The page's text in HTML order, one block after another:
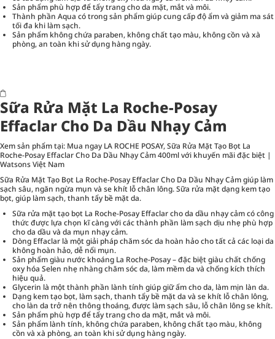
Sản phẩm phù hợp để tẩy trang cho da mặt, mắt và môi.
Thành phần Aqua có trong sản phẩm giúp cung cấp độ ẩm và giảm ma sát
tối đa khi làm sạch.
Sản phẩm không chứa paraben, không chất tạo màu, không cồn và xà
phòng, an toàn khi sử dụng hàng ngày.
Sữa Rửa Mặt La Roche-Posay
Effaclar Cho Da Dầu Nhạy Cảm
Xem sản phẩm tại: Mua ngay LA ROCHE POSAY, Sữa Rửa Mặt Tạo Bọt La
Roche-Posay Effaclar Cho Da Dầu Nhạy Cảm 400ml với khuyến mãi đặc biệt |
Watsons Việt Nam
Sữa Rửa Mặt Tạo Bọt La Roche-Posay Effaclar Cho Da Dầu Nhạy Cảm giúp làm
sạch sâu, ngăn ngừa mụn và se khít lỗ chân lông. Sữa rửa mặt dạng kem tạo
bọt, giúp làm sạch, thanh tẩy bề mặt da.
Sữa rửa mặt tạo bọt La Roche-Posay Effaclar cho da dầu nhạy cảm có công
thức được lựa chọn kĩ càng với các thành phần làm sạch dịu nhẹ phù hợp
cho da dầu và da mụn nhạy cảm.
Dòng Effaclar là một giải pháp chăm sóc da hoàn hảo cho tất cả các loại da
không hoàn hảo, dễ nổi mụn.
Sản phẩm giàu nước khoáng La Roche-Posay – đặc biệt giàu chất chống
oxy hóa Selen nhẹ nhàng chăm sóc da, làm mềm da và chống kích thích
hiệu quả.
Glycerin là một thành phần lành tính giúp giữ ẩm cho da, làm mịn làn da.
Dạng kem tạo bọt, làm sạch, thanh tẩy bề mặt da và se khít lỗ chân lông,
cho làn da trở nên thông thoáng, được làm sạch sâu, lỗ chân lông se khít.
Sản phẩm phù hợp để tẩy trang cho da mặt, mắt và môi.
Sản phẩm lành tính, không chứa paraben, không chất tạo màu, không
cồn và xà phòng, an toàn khi sử dụng hàng ngày.